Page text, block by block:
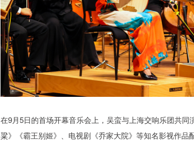
在9月5日的首场开幕音乐会上，吴蛮与上海交响乐团共
粱》《霸王别姬》、电视剧《乔家大院》等知名影视作品